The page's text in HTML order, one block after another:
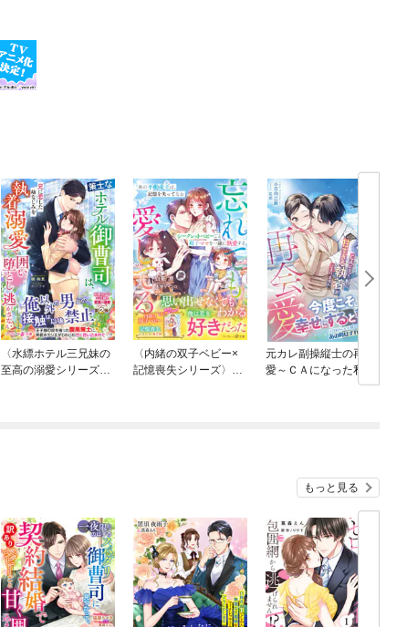
〈水縹ホテル三兄妹の
至高の溺愛シリーズ〉
〈内緒の双子ベビー×
記憶喪失シリーズ〉氷
元カレ副操縦士の再会
愛～ＣＡになった私
に、甘すぎる執着が止
もっと見る